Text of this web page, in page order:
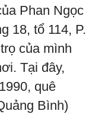
Phan Ngọc
18, tổ 114, P.
của mình
Tại đây,
quê
Bình)